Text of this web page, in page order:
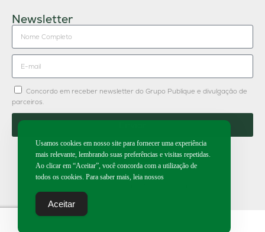
Newsletter
Concordo em receber newsletter do Grupo Publique e divulgação de
parceiros.
Usamos cookies em nosso site para fornecer uma experiência
mais relevante, lembrando suas preferências e visitas repetidas.
Ao clicar em “Aceitar”, você concorda com a utilização de
todos os cookies. Para saber mais, leia nossos
Aceitar